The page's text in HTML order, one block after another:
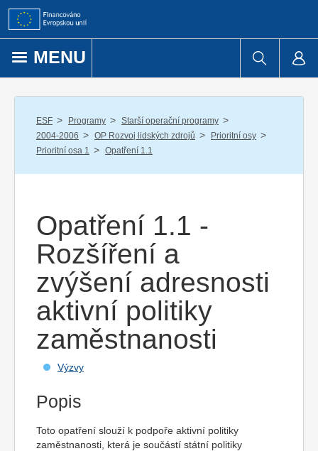
Přejít k obsahu
MENU
ESF / Programy / Starší operační programy /
2004-2006 / OP Rozvoj lidských zdrojů / Prioritní osy /
Prioritní osa 1 / Opatření 1.1
Opatření 1.1 -
Rozšíření a
zvýšení adresnosti
aktivní politiky
zaměstnanosti
Výzvy
Popis
Toto opatření slouží k podpoře aktivní politiky
zaměstnanosti, která je součástí státní politiky